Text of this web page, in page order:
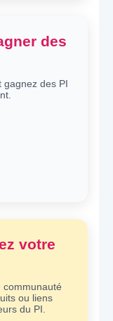
des
gagnez des PI
votre
communauté
ou liens
du PI.